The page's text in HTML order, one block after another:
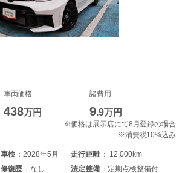
車両価格
438万円
諸費用
9.9万円
※価格は展示店にて8月登録の場合
※消費税10%込み
車検 2028年5月 走行距離
12,000km
修復歴 なし 法定整備
定期点検整備付